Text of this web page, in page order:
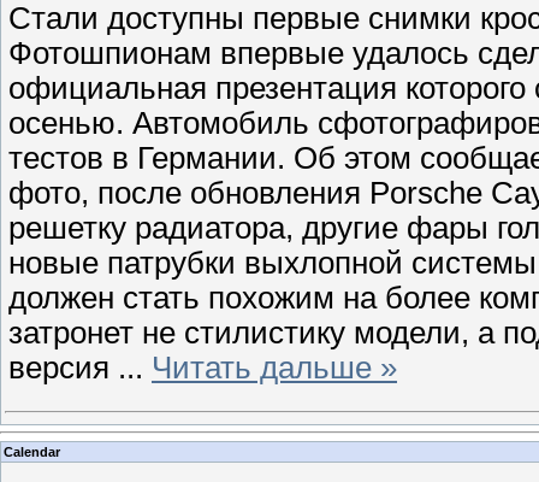
Стали доступны первые снимки
Фотошпионам впервые удалось
официальная презентация
осенью. Автомобиль
тестов в Германии. Об этом
фото, после обновления Porsche
решетку радиатора, другие фары
новые патрубки выхлопной
должен стать похожим на более
затронет не стилистику модели, а
версия ... Читать дальше »
Calendar